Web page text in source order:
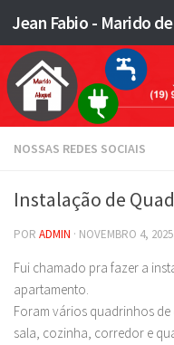
Skip to content
NOSSAS REDES SOCIAIS
Instalação de
POR ADMIN · NOVEMBRO 4, 2025
Fui chamado pra fazer a
apartamento.
Foram vários quadrinhos
sala, cozinha, corredor e